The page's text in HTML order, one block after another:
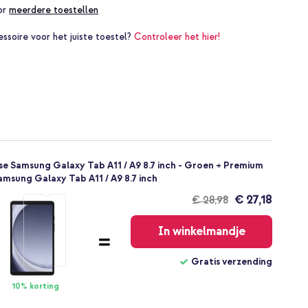
meerdere toestellen
voor het juiste toestel?Controleer het hier!
Samsung Galaxy Tab A11 / A9 8.7 inch - Groen + Premium
Galaxy Tab A11 / A9 8.7 inch
10% korting
€ 28,98
Gratis
verzending
€ 27,18
In winkelmandje
Gratis verzending